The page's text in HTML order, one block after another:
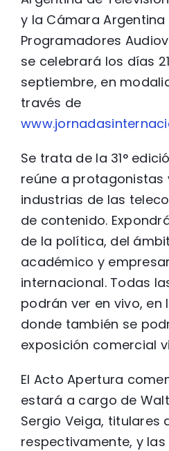
y la Cámara
Programadores
se celebrará los días
septiembre, en
través de
Se trata de la 31°
reúne a protagonistas
industrias de las
de contenido.
de la política, del
académico y
internacional. Todas
podrán ver en vivo, en
donde también se
exposición comercial
El Acto Apertura
estará a cargo de
Sergio Veiga, titulares
respectivamente, y